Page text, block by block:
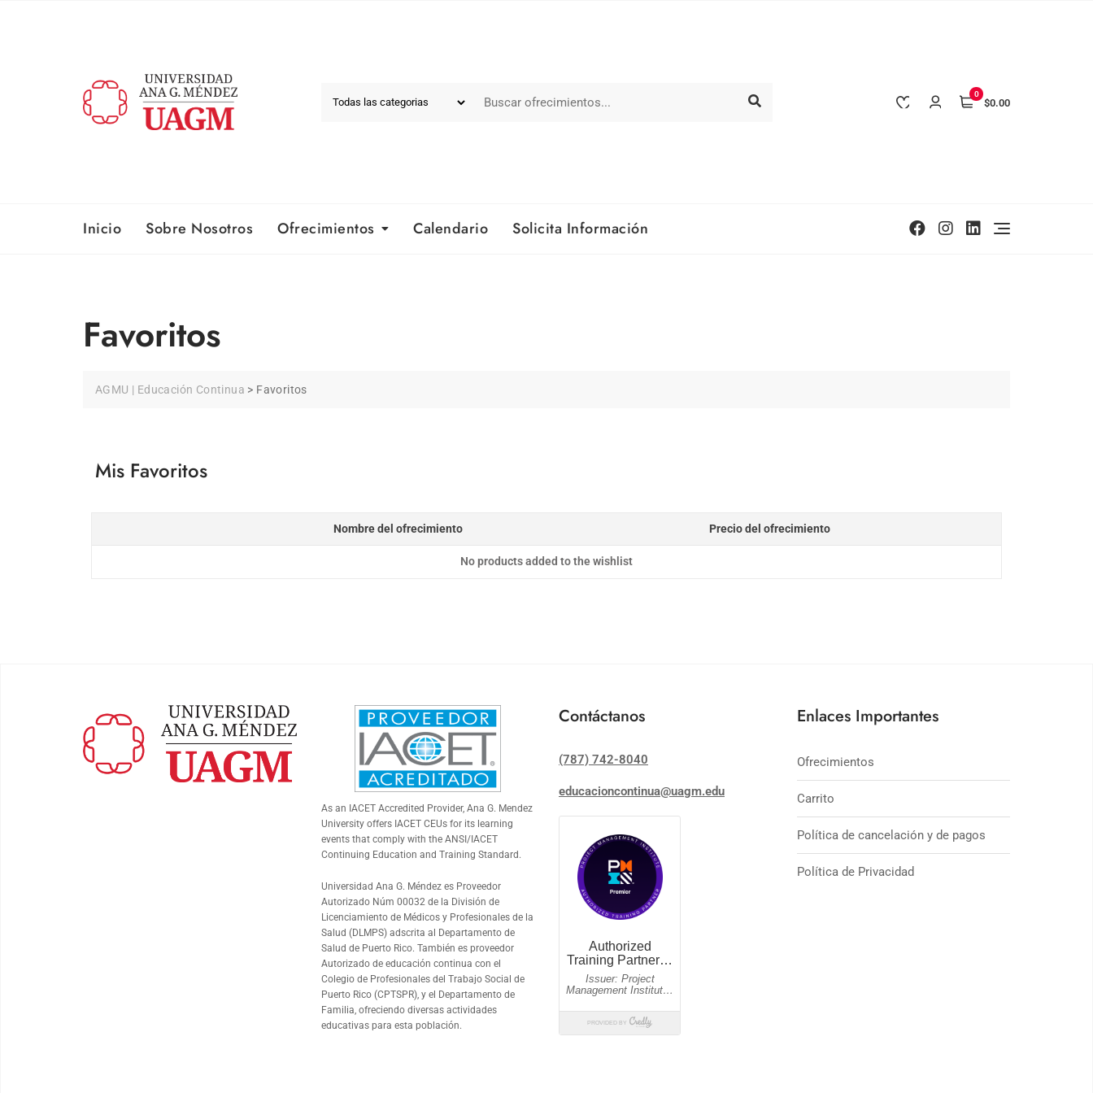
0
$0.00
Inicio Sobre Nosotros​ Ofrecimientos Calendario Solicita Información
Favoritos
AGMU | Educación Continua > Favoritos
Mis Favoritos
Nombre del ofrecimiento Precio del ofrecimiento
No products added to the wishlist
As an IACETAccredited Provider, Ana G. Mendez
University offers IACETCEUs for its learning
events that comply with the ANSI/IACET
Continuing Education and Training Standard.
Universidad Ana G. Méndez es Proveedor
Autorizado Núm 00032 de la División de
Licenciamiento de Médicos y Profesionales de la
Salud (DLMPS) adscrita al Departamento de
Salud de Puerto Rico. También es proveedor
Autorizado de educación continua con el
Colegio de Profesionales del Trabajo Social de
Puerto Rico (CPTSPR), y el Departamento de
Familia, ofreciendo diversas actividades
educativas para esta población.
Contáctanos
(787) 742-8040
educacioncontinua@uagm.edu
Enlaces Importantes
Ofrecimientos
Carrito
Política de cancelación y de pagos
Política de Privacidad